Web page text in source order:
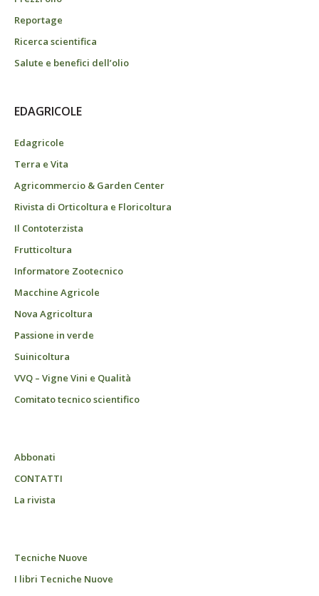
Reportage
Ricerca scientifica
Salute e benefici dell’olio
EDAGRICOLE
Edagricole
Terra e Vita
Agricommercio & Garden Center
Rivista di Orticoltura e Floricoltura
Il Contoterzista
Frutticoltura
Informatore Zootecnico
Macchine Agricole
Nova Agricoltura
Passione in verde
Suinicoltura
VVQ – Vigne Vini e Qualità
Comitato tecnico scientifico
Abbonati
CONTATTI
La rivista
Tecniche Nuove
I libri Tecniche Nuove